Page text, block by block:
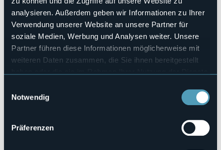
analysieren. Außerdem geben wir Informationen zu Ihrer
Verwendung unserer Website an unsere Partner für
soziale Medien, Werbung und Analysen weiter. Unsere
Partner führen diese Informationen möglicherweise mit
weiteren Daten zusammen, die Sie ihnen bereitgestellt
Notwendig
Präferenzen
E-mail
sanmichelebeb@gmail.com
Webseite
http://sanmichelebeb.weebly.com
Telefon
+39 320 4234538
Codice CIR
Buchen